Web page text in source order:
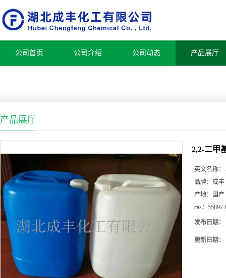
公司首页 公司介绍 公司动态 产品展厅
产品展厅
2,2-二甲
英文名称： -
品牌： 成丰
产地：
国产
cas：
发布日期：
更新日期：